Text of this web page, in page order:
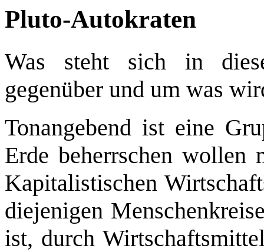
Pluto-Autokraten
Was steht sich in
gegenüber und um was
Tonangebend ist eine
Erde beherrschen
Kapitalistischen
diejenigen
ist, durch